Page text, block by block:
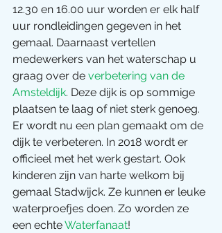
12.30 en 16.00 uur worden er elk half
uur rondleidingen gegeven in het
gemaal. Daarnaast vertellen
medewerkers van het waterschap u
graag over de verbetering van de
Amsteldijk. Deze dijk is op sommige
plaatsen te laag of niet sterk genoeg.
Er wordt nu een plan gemaakt om de
dijk te verbeteren. In 2018 wordt er
officieel met het werk gestart. Ook
kinderen zijn van harte welkom bij
gemaal Stadwijck. Ze kunnen er leuke
waterproefjes doen. Zo worden ze
een echte Waterfanaat!